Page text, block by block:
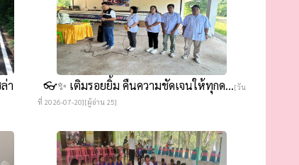
า
👓✨ เติมรอยยิ้ม คืนความชัดเจนให้ทุกด...[วัน
ที่ 2026-07-20][ผู้อ่าน 25]